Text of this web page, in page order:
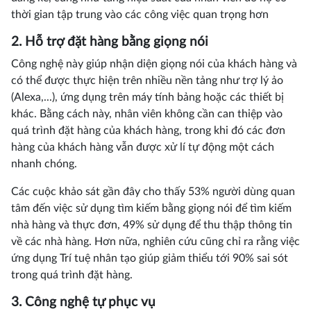
thời gian tập trung vào các công việc quan trọng hơn
2. Hỗ trợ đặt hàng bằng giọng nói
Công nghệ này giúp nhận diện giọng nói của khách hàng và
có thể được thực hiện trên nhiều nền tảng như trợ lý ảo
(Alexa,...), ứng dụng trên máy tính bảng hoặc các thiết bị
khác. Bằng cách này, nhân viên không cần can thiệp vào
quá trình đặt hàng của khách hàng, trong khi đó các đơn
hàng của khách hàng vẫn được xử lí tự động một cách
nhanh chóng.
Các cuộc khảo sát gần đây cho thấy 53% người dùng quan
tâm đến việc sử dụng tìm kiếm bằng giọng nói để tìm kiếm
nhà hàng và thực đơn, 49% sử dụng để thu thập thông tin
về các nhà hàng. Hơn nữa, nghiên cứu cũng chỉ ra rằng việc
ứng dụng Trí tuệ nhân tạo giúp giảm thiểu tới 90% sai sót
trong quá trình đặt hàng.
3. Công nghệ tự phục vụ